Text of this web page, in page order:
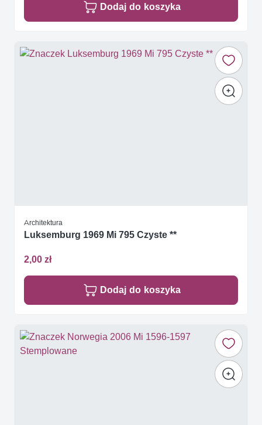
Dodaj do koszyka
Architektura
Luksemburg 1969 Mi 795 Czyste **
2,00 zł
Dodaj do koszyka